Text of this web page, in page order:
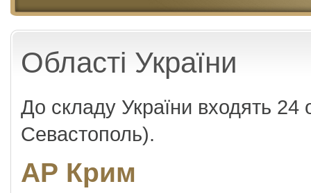
Області України
До складу України входять 24
Севастополь).
АР Крим